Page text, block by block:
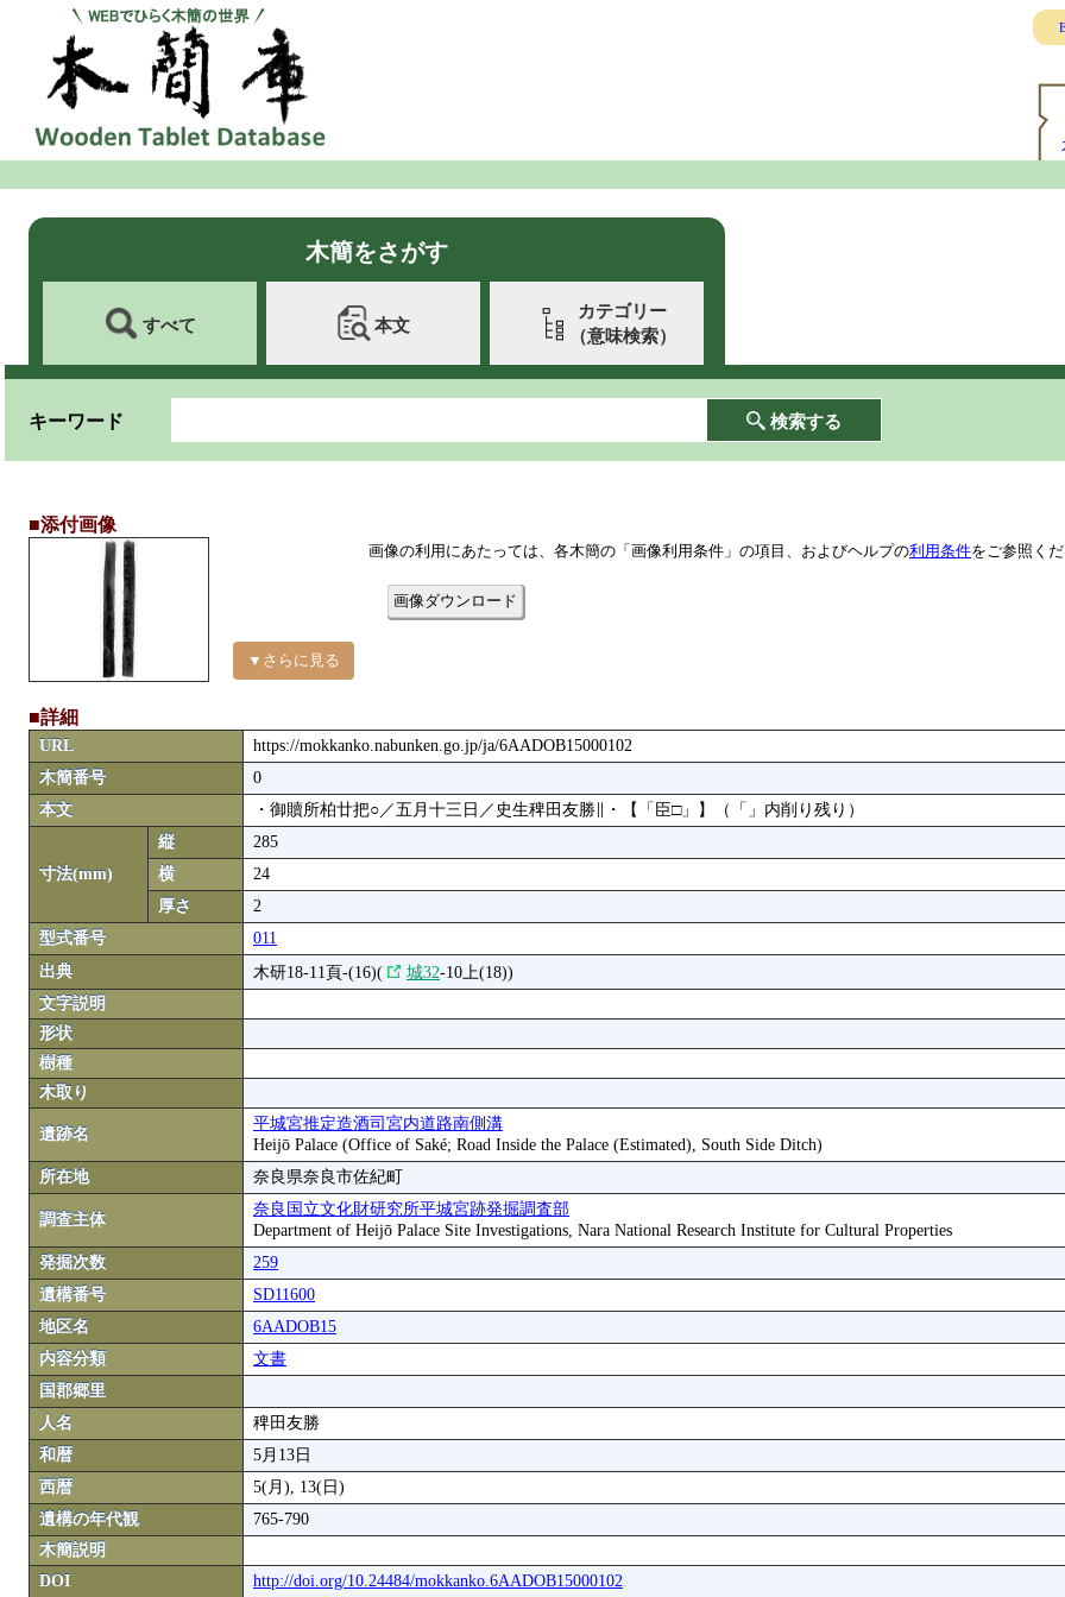
木簡をさがす
すべて 本文
カテゴリー
（意味検索）
キーワード 検索する
■添付画像
▼さらに見る
画像の利用にあたっては、各木簡の「画像利用条件」の項目、およびヘルプの利用条件をご参照く
画像ダウンロード
■詳細
URL
https://mokkanko.nabunken.go.jp/ja/6AADOB15000102
木簡番号
0
本文
・御贖所柏廿把○／五月十三日／史生稗田友勝∥・【「臣□」】（「」内削り残り）
寸法(mm)
縦
285
横
24
厚さ
2
型式番号
011
出典
木研18-11頁-(16)( 城32-10上(18))
文字説明
形状
樹種
木取り
遺跡名
平城宮推定造酒司宮内道路南側溝
Heijō Palace (Office of Saké; Road Inside the Palace (Estimated), South Side Ditch)
所在地
奈良県奈良市佐紀町
調査主体
奈良国立文化財研究所平城宮跡発掘調査部
Department of Heijō Palace Site Investigations, Nara National Research Institute for Cultural Properties
発掘次数
259
遺構番号
SD11600
地区名
6AADOB15
内容分類
文書
国郡郷里
人名
稗田友勝
和暦
5月13日
西暦
5(月), 13(日)
遺構の年代観
765-790
木簡説明
DOI
http://doi.org/10.24484/mokkanko.6AADOB15000102